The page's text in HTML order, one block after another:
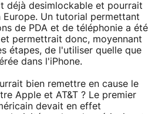
déjà desimlockable et pourrait
Un tutorial permettant
de PDA et de téléphonie a été
et permettrait donc, moyennant
étapes, de l'utiliser quelle que
dans l'iPhone.
bien remettre en cause le
Apple et AT&T ? Le premier
devait en effet